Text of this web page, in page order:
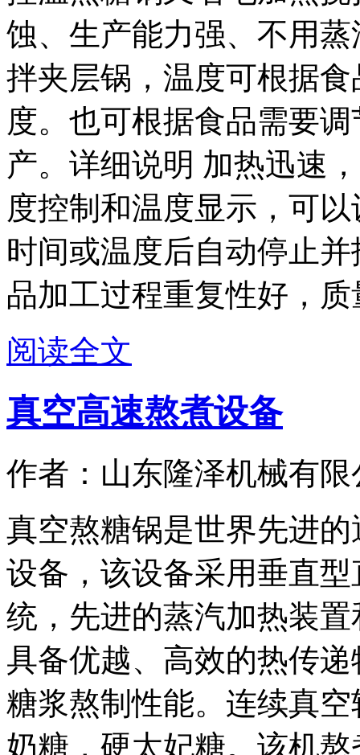
蚀、生产能力强、不用
拌夹层锅，温度可根据
度。也可根据食品需要
产。详细说明 加热迅速
度控制和温度显示，可
时间或温度后自动停止
品加工过程重复性好，
阅读全文
真空高速熬煮设备
作者：山东隆泽机械有限
真空熬糖锅是世界先进
设备，该设备采用垂直
统，先进的蒸汽加热装
具备优越、高效的热传
糖浆熬制性能。连续真
奶糖，硬太妃糖。该机